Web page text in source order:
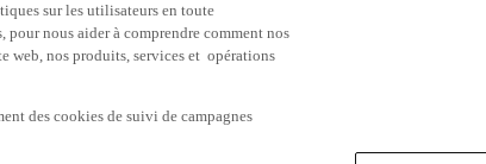
sur les utilisateurs en toute
nous aider à comprendre comment nos
web, nos produits, services et opérations
des cookies de suivi de campagnes